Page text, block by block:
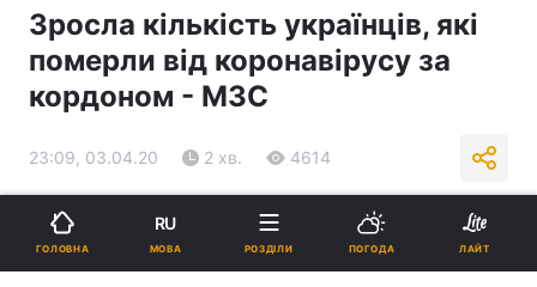
Зросла кількість українців, які
померли від коронавірусу за
кордоном - МЗС
23:09, 03.04.20 2 хв. 4614
Підпишіться на нас в Google
ГОЛОВНА
RU
МОВА РОЗДІЛИ ПОГОДА ЛАЙТ